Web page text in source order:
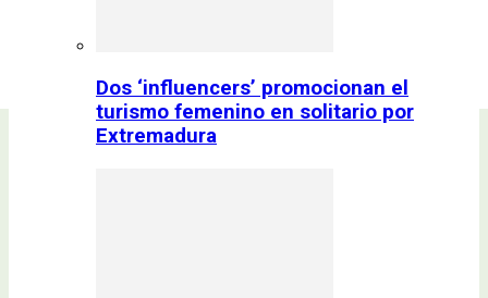
Dos ‘influencers’ promocionan el
turismo femenino en solitario por
Extremadura